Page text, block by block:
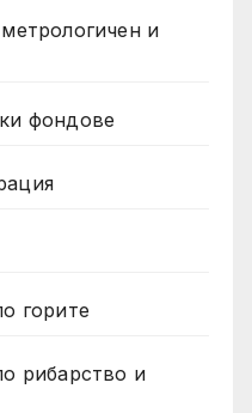
и
фондове
горите
рибарство и